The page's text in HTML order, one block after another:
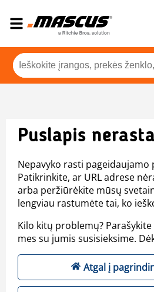
Puslapis
Nepavyko rasti pageidaujamo
Patikrinkite, ar URL adrese
arba peržiūrėkite mūsų
lengviau rastumėte tai, ko
Kilo kitų problemų?
mes su jumis susisieksime.
Atgal į